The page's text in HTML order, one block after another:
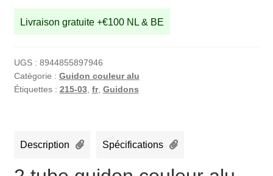
Livraison gratuite +€100 NL & BE
UGS : 8944855897946
Catégorie : Guidon couleur alu
Étiquettes : 215-03, fr, Guidons
Description Spécifications